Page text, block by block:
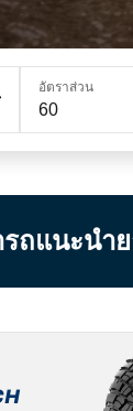
อัตราส่วน
60
รถแนะน